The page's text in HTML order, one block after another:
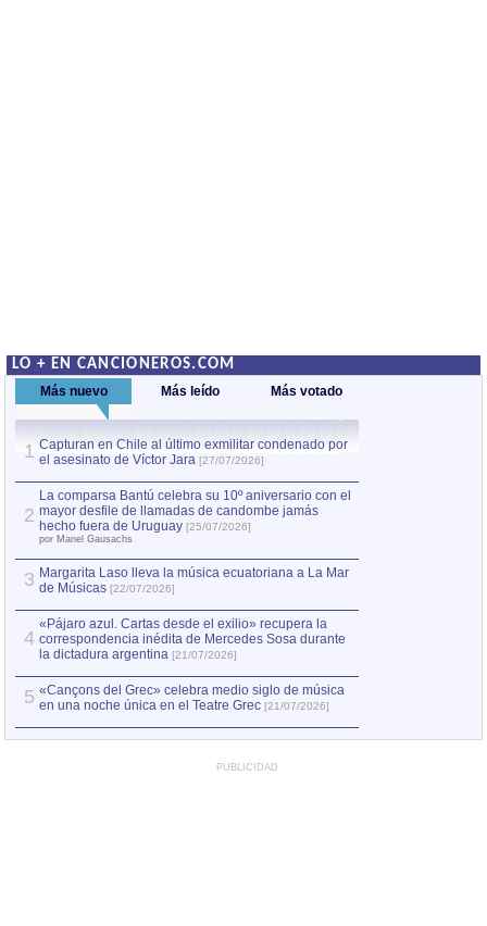
LO + EN CANCIONEROS.COM
Más nuevo Más leído Más votado
1 Capturan en Chile al último exmilitar condenado por
el asesinato de Víctor Jara [27/07/2026]
2
La comparsa Bantú celebra su 10º aniversario con el
mayor desfile de llamadas de candombe jamás
hecho fuera de Uruguay [25/07/2026]
por Manel Gausachs
3 Margarita Laso lleva la música ecuatoriana a La Mar
de Músicas [22/07/2026]
4
«Pájaro azul. Cartas desde el exilio» recupera la
correspondencia inédita de Mercedes Sosa durante
la dictadura argentina [21/07/2026]
5 «Cançons del Grec» celebra medio siglo de música
en una noche única en el Teatre Grec [21/07/2026]
PUBLICIDAD